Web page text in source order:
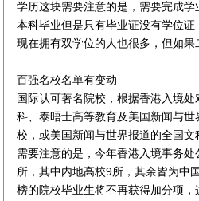
学历这块需要注意的是，需要完成学
本科毕业但是只有毕业证没有学位证
现在拥有双学位的人也很多，但如果
百强名校名单有变动
国际认可著名院校，根据香港入境
科、泰晤士高等教育及美国新闻与
校，或美国新闻与世界报道的全国文
需要注意的是，今年香港入境事务
所，其中内地高校9所，其余皆为中
榜的院校毕业生将不再获得加分项